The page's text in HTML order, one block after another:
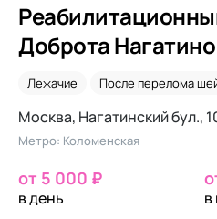
Доброта Нагатино
Лежачие После перелома
Москва, Нагатинский бул.,
Метро: Коломенская
от 5 000 ₽
в день в